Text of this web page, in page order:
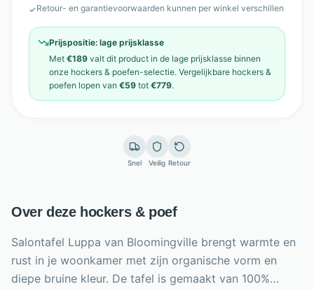
✓Retour- en garantievoorwaarden kunnen per winkel verschillen
Prijspositie: lage prijsklasse
Met €189 valt dit product in de lage prijsklasse binnen
onze hockers & poefen-selectie. Vergelijkbare hockers &
poefen lopen van €59 tot €779.
Snel Veilig Retour
Over deze hockers & poef
Salontafel Luppa van Bloomingville brengt warmte en
rust in je woonkamer met zijn organische vorm en
diepe bruine kleur. De tafel is gemaakt van 100%